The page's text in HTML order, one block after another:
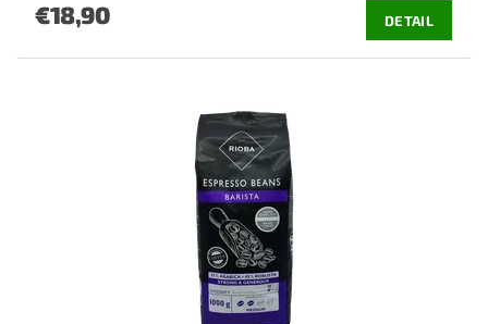
€18,90 DETAIL